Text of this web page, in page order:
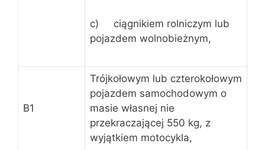
c) ciągnikiem rolniczym lub
pojazdem wolnobieżnym,
B1
Trójkołowym lub czterokołowym
pojazdem samochodowym o
masie własnej nie
przekraczającej 550 kg, z
wyjątkiem motocykla,